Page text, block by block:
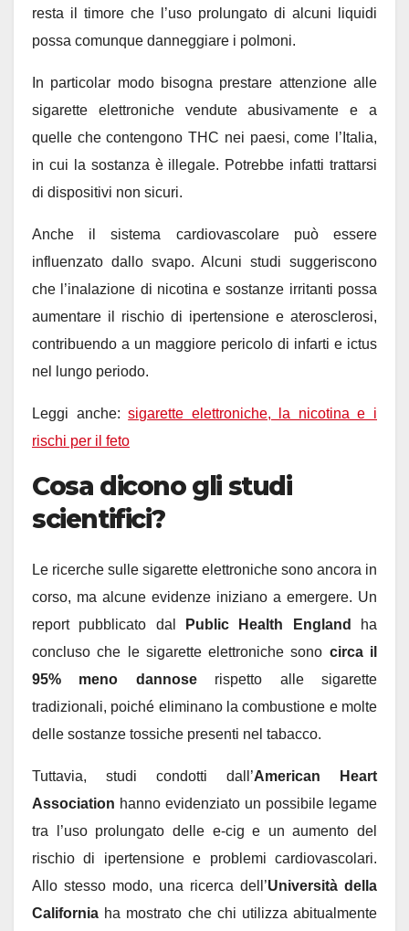
resta il timore che l’uso prolungato di alcuni liquidi
possa comunque danneggiare i polmoni.
In particolar modo bisogna prestare attenzione alle
sigarette elettroniche vendute abusivamente e a
quelle che contengono THC nei paesi, come l’Italia,
in cui la sostanza è illegale. Potrebbe infatti trattarsi
di dispositivi non sicuri.
Anche il sistema cardiovascolare può essere
influenzato dallo svapo. Alcuni studi suggeriscono
che l’inalazione di nicotina e sostanze irritanti possa
aumentare il rischio di ipertensione e aterosclerosi,
contribuendo a un maggiore pericolo di infarti e ictus
nel lungo periodo.
Leggi anche:sigarette elettroniche, la nicotina e i
rischi per il feto
Cosa dicono gli studi
scientifici?
Le ricerche sulle sigarette elettroniche sono ancora in
corso, ma alcune evidenze iniziano a emergere. Un
report pubblicato dal
Public Health England
ha
concluso che le sigarette elettroniche sono circa il
95% meno dannoserispetto alle sigarette
tradizionali, poiché eliminano la combustione e molte
delle sostanze tossiche presenti nel tabacco.
Tuttavia, studi condotti dall’American Heart
Association hanno evidenziato un possibile legame
tra l’uso prolungato delle e-cig e un aumento del
rischio di ipertensione e problemi cardiovascolari.
Allo stesso modo, una ricerca dell’Università della
California ha mostrato che chi utilizza abitualmente